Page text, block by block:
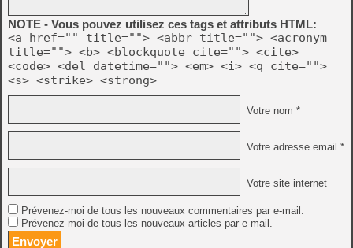
NOTE - Vous pouvez utilisez ces tags et attributs HTML:
<a href="" title=""> <abbr title=""> <acronym
title=""> <b> <blockquote cite=""> <cite>
<code> <del datetime=""> <em> <i> <q cite="">
<s> <strike> <strong>
Votre nom *
Votre adresse email *
Votre site internet
Prévenez-moi de tous les nouveaux commentaires par e-mail.
Prévenez-moi de tous les nouveaux articles par e-mail.